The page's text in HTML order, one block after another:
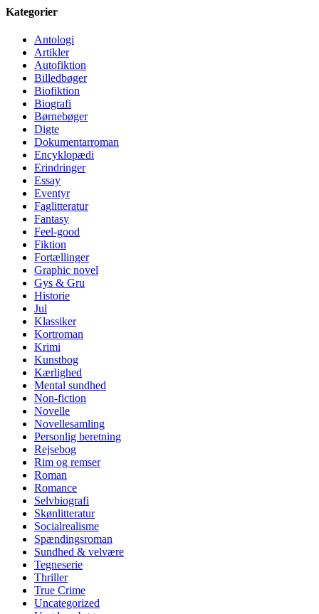
Kategorier
Antologi
Artikler
Autofiktion
Billedbøger
Biofiktion
Biografi
Børnebøger
Digte
Dokumentarroman
Encyklopædi
Erindringer
Essay
Eventyr
Faglitteratur
Fantasy
Feel-good
Fiktion
Fortællinger
Graphic novel
Gys & Gru
Historie
Jul
Klassiker
Kortroman
Krimi
Kunstbog
Kærlighed
Mental sundhed
Non-fiction
Novelle
Novellesamling
Personlig beretning
Rejsebog
Rim og remser
Roman
Romance
Selvbiografi
Skønlitteratur
Socialrealisme
Spændingsroman
Sundhed & velvære
Tegneserie
Thriller
True Crime
Uncategorized